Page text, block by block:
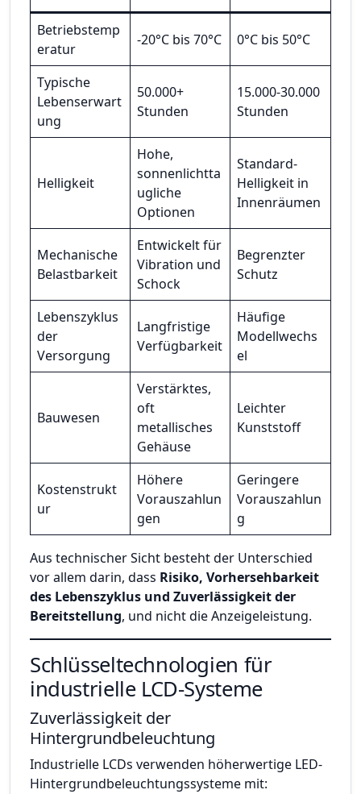
Betriebstemp
eratur
-20°C bis 70°C 0°C bis 50°C
Typische
Lebenserwart
ung
50.000+
Stunden
15.000-30.000
Stunden
Helligkeit
Hohe,
sonnenlichtta
ugliche
Optionen
Standard-
Helligkeit in
Innenräumen
Mechanische
Belastbarkeit
Entwickelt für
Vibration und
Schock
Begrenzter
Schutz
Lebenszyklus
der
Versorgung
Langfristige
Verfügbarkeit
Häufige
Modellwechs
el
Bauwesen
Verstärktes,
oft
metallisches
Gehäuse
Leichter
Kunststoff
Kostenstrukt
ur
Höhere
Vorauszahlun
gen
Geringere
Vorauszahlun
g
Aus technischer Sicht besteht der Unterschied
vor allem darin, dass Risiko, Vorhersehbarkeit
des Lebenszyklus und Zuverlässigkeit der
Bereitstellung, und nicht die Anzeigeleistung.
Schlüsseltechnologien für
industrielle LCD-Systeme
Zuverlässigkeit der
Hintergrundbeleuchtung
Industrielle LCDs verwenden höherwertige LED-
Hintergrundbeleuchtungssysteme mit: